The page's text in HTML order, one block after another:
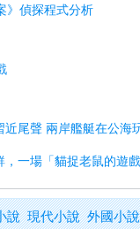
》偵探程式分析
近尾聲 兩岸艦艇在公海
一場「貓捉老鼠的遊戲
說 現代小說 外國小說